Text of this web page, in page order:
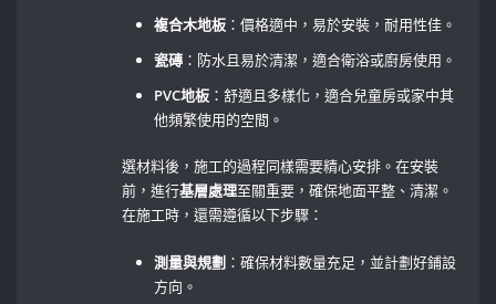
複合木地板 ：價格適中，易於安裝，耐用性佳。
瓷磚 ：防水且易於清潔，適合衛浴或廚房使用。
PVC地板 ：舒適且多樣化，適合兒童房或家中其
他頻繁使用的空間。
選材料後，施工的過程同樣需要精心安排。在安裝
前，進行基層處理至關重要，確保地面平整、清潔。
在施工時，還需遵循以下步驟：
測量與規劃 ：確保材料數量充足，並計劃好鋪設
方向。